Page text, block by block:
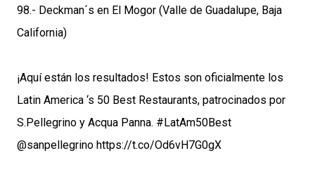
98.- Deckman´s en El Mogor (Valle de Guadalupe, Baja
California)
¡Aquí están los resultados! Estos son oficialmente los
Latin America ‘s 50 Best Restaurants, patrocinados por
S.Pellegrino y Acqua Panna. #LatAm50Best
@sanpellegrino https://t.co/Od6vH7G0gX